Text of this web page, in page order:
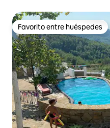
Favorito entre huéspedes
Favorito entre huéspedes